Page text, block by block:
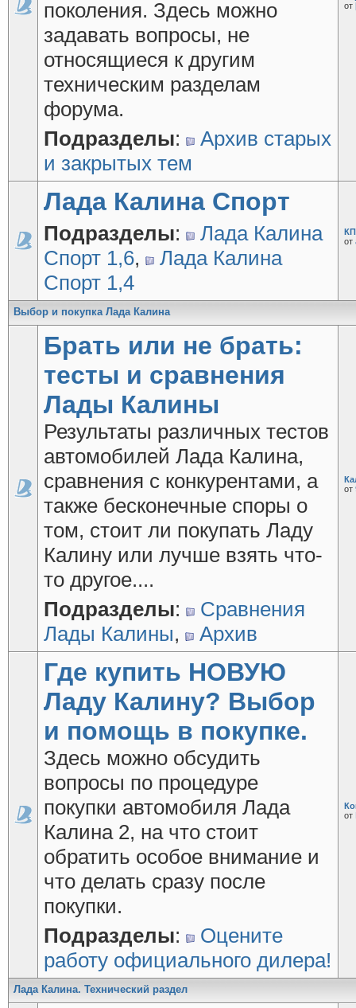
поколения. Здесь можно
задавать вопросы, не
относящиеся к другим
техническим разделам
форума.
Подразделы:
Архив старых
и закрытых тем
от
Лада Калина Спорт
Подразделы:
Лада Калина
Спорт 1,6,
Лада Калина
Спорт 1,4
от
Выбор и покупка Лада Калина
Брать или не брать:
тесты и сравнения
Лады Калины
Результаты различных тестов
автомобилей Лада Калина,
сравнения с конкурентами, а
также бесконечные споры о
том, стоит ли покупать Ладу
Калину или лучше взять что-
то другое....
Подразделы:
Сравнения
Лады Калины, Архив
от
Где купить НОВУЮ
Ладу Калину? Выбор
и помощь в покупке.
Здесь можно обсудить
вопросы по процедуре
покупки автомобиля Лада
Калина 2, на что стоит
обратить особое внимание и
что делать сразу после
покупки.
Подразделы:
Оцените
работу официального дилера!
от
Лада Калина. Технический раздел